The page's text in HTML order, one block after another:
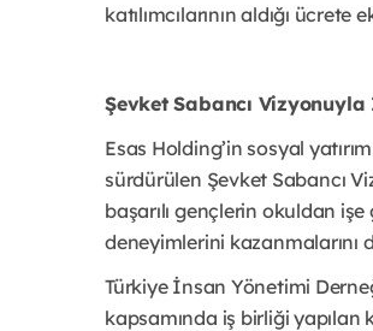
katılımcılarının aldığı
Şevket Sabancı
Esas Holding’in sosyal
sürdürülen Şevket Sabancı
başarılı gençlerin okuldan
deneyimlerini kazanmalarını
Türkiye İnsan Yönetimi
kapsamında iş birliği